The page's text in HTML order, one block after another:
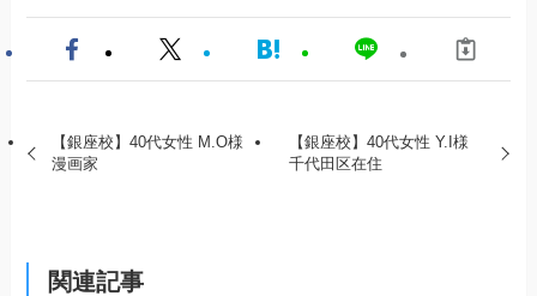
【銀座校】40代女性 M.O様
漫画家
【銀座校】40代女性 Y.I様
千代田区在住
関連記事